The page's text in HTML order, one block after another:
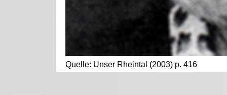
Quelle: Unser Rheintal (2003) p. 416